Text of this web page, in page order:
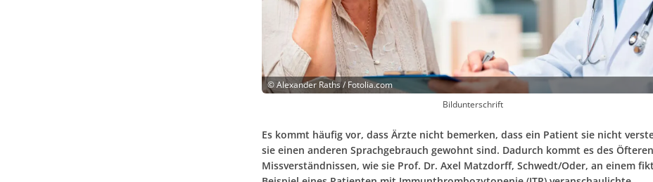
©Alexander Raths / Fotolia.com
Bildunterschrift
Es kommt häufig vor, dass Ärzte nicht bemerken, dass ein Patient sie nicht
sie einen anderen Sprachgebrauch gewohnt sind. Dadurch kommt es des
Missverständnissen, wie sie Prof. Dr. Axel Matzdorff, Schwedt/Oder, an einem